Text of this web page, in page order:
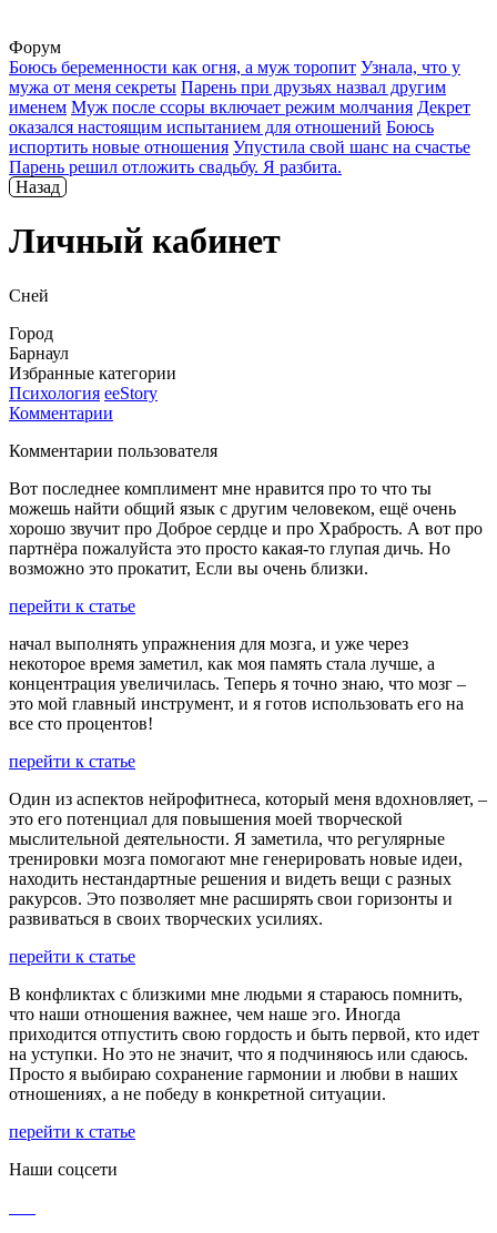
Форум
Боюсь беременности как огня, а муж торопит Узнала, что у
мужа от меня секреты Парень при друзьях назвал другим
именем Муж после ссоры включает режим молчания Декрет
оказался настоящим испытанием для отношений Боюсь
испортить новые отношения Упустила свой шанс на счастье
Парень решил отложить свадьбу. Я разбита.
Назад
Личный кабинет
Сней
Город
Барнаул
Избранные категории
Психология ееStory
Комментарии
Комментарии пользователя
Вот последнее комплимент мне нравится про то что ты
можешь найти общий язык с другим человеком, ещё очень
хорошо звучит про Доброе сердце и про Храбрость. А вот про
партнёра пожалуйста это просто какая-то глупая дичь. Но
возможно это прокатит, Если вы очень близки.
перейти к статье
начал выполнять упражнения для мозга, и уже через
некоторое время заметил, как моя память стала лучше, а
концентрация увеличилась. Теперь я точно знаю, что мозг –
это мой главный инструмент, и я готов использовать его на
все сто процентов!
перейти к статье
Один из аспектов нейрофитнеса, который меня вдохновляет, –
это его потенциал для повышения моей творческой
мыслительной деятельности. Я заметила, что регулярные
тренировки мозга помогают мне генерировать новые идеи,
находить нестандартные решения и видеть вещи с разных
ракурсов. Это позволяет мне расширять свои горизонты и
развиваться в своих творческих усилиях.
перейти к статье
В конфликтах с близкими мне людьми я стараюсь помнить,
что наши отношения важнее, чем наше эго. Иногда
приходится отпустить свою гордость и быть первой, кто идет
на уступки. Но это не значит, что я подчиняюсь или сдаюсь.
Просто я выбираю сохранение гармонии и любви в наших
отношениях, а не победу в конкретной ситуации.
перейти к статье
Наши соцсети